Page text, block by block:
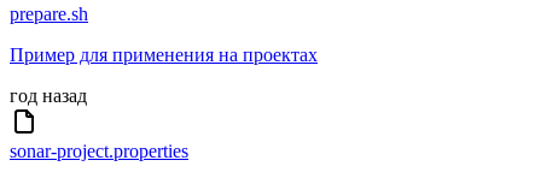
prepare.sh
Пример для применения на проектах
год назад
sonar-project.properties